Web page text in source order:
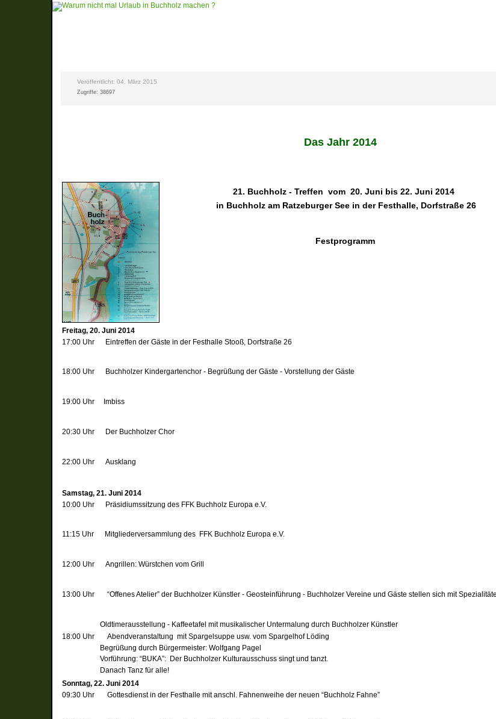
Veröffentlicht: 04. März 2015
Zugriffe: 38697
Das Jahr 2014
21. Buchholz - Treffenvom 20. Juni bis 22. Juni 2014
in Buchholz am Ratzeburger See in der Festhalle, Dorfstraße 26
Festprogramm
Freitag, 20. Juni 2014
17:00 Uhr Eintreffen der Gäste in der Festhalle Stooß, Dorfstraße 26
18:00 Uhr Buchholzer Kindergartenchor - Begrüßung der Gäste -Vorstellung der Gäste
19:00 Uhr Imbiss
20:30 Uhr Der Buchholzer Chor
22:00 UhrAusklang
Samstag, 21. Juni 2014
10:00 Uhr Präsidiumssitzung des FFK Buchholz Europa e.V.
11:15 Uhr Mitgliederversammlung des FFK Buchholz Europa e.V.
12:00 UhrAngrillen: Würstchen vom Grill
13:00 Uhr“Offenes Atelier” der Buchholzer Künstler -Geosteinführung - Buchholzer Vereine und Gäste stellen sich mit
Oldtimerausstellung - Kaffeetafel mit musikalischer Untermalung durch Buchholzer Künstler
18:00 UhrAbendveranstaltung mit Spargelsuppe usw. vom Spargelhof Löding
Begrüßung durch Bürgermeister: Wolfgang Pagel
Vorführung: “BUKA”: Der Buchholzer Kulturausschuss singt und tanzt.
Danach Tanz für alle!
Sonntag, 22. Juni 2014
09:30 UhrGottesdienst in der Festhalle mit anschl. Fahnenweihe der neuen “Buchholz Fahne”